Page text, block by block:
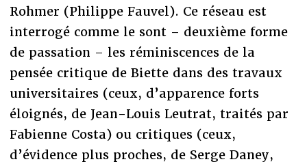
Rohmer (Philippe Fauvel). Ce réseau est
interrogé comme le sont – deuxième forme
de passation – les réminiscences de la
pensée critique de Biette dans des travaux
universitaires (ceux, d’apparence forts
éloignés, de Jean-Louis Leutrat, traités par
Fabienne Costa) ou critiques (ceux,
d’évidence plus proches, de Serge Daney,